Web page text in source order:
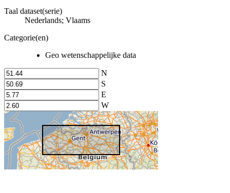
Taal dataset(serie)
Nederlands; Vlaams
Categorie(en)
Geo wetenschappelijke data
N
S
E
W